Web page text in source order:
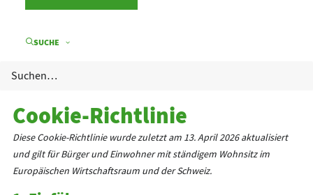
SUCHE
Cookie-Richtlinie
Diese Cookie-Richtlinie wurde zuletzt am 13. April 2026 aktualisiert
und gilt für Bürger und Einwohner mit ständigem Wohnsitz im
Europäischen Wirtschaftsraum und der Schweiz.